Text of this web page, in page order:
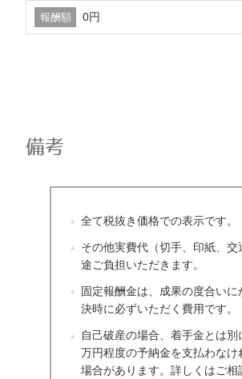
0円
備考
全て税抜き価格での表示です。
その他実費代（切手、印紙、交
途ご負担いただきます。
固定報酬金は、成果の度合いに
決時に必ずいただく費用です。
自己破産の場合、着手金とは
万円程度の予納金を支払わなけ
場合があります。詳しくはご相